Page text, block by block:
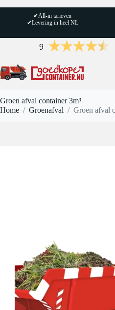
✔All-in tarieven
✔Levering in heel NL
9
Groen afval container 3m³
Home / Groenafval / Groen afval